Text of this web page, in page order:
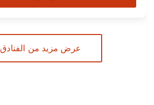
عرض مزيد من الفنادق